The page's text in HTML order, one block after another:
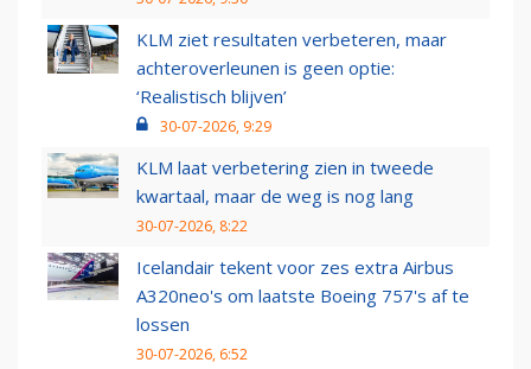
KLM ziet resultaten verbeteren, maar
achteroverleunen is geen optie:
‘Realistisch blijven’
30-07-2026, 9:29
KLM laat verbetering zien in tweede
kwartaal, maar de weg is nog lang
30-07-2026, 8:22
Icelandair tekent voor zes extra Airbus
A320neo's om laatste Boeing 757's af te
lossen
30-07-2026, 6:52